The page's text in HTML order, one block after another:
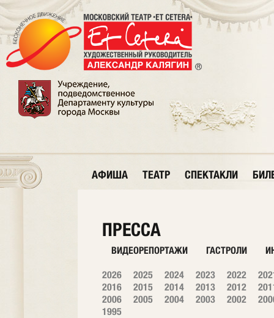
АФИША ТЕАТР СПЕКТАКЛИ
ПРЕССА
ВИДЕОРЕПОРТАЖИ ГАСТРОЛИ
2026 2025 2024 2023 2022
2016
2015 2014 2013 2012
2006
2005 2004 2003 2002
1995